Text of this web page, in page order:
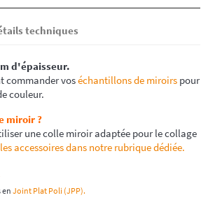
techniques
d'épaisseur.
commander voséchantillons de miroirs pour
couleur.
miroir ?
une colle miroir adaptée pour le collage
accessoires dans notre rubrique dédiée.
enJoint Plat Poli (JPP).